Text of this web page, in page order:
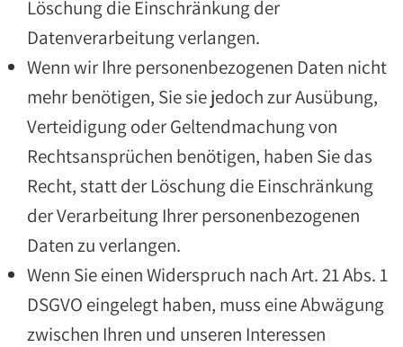
Löschung die Einschränkung der
Datenverarbeitung verlangen.
Wenn wir Ihre personenbezogenen Daten nicht
mehr benötigen, Sie sie jedoch zur Ausübung,
Verteidigung oder Geltendmachung von
Rechtsansprüchen benötigen, haben Sie das
Recht, statt der Löschung die Einschränkung
der Verarbeitung Ihrer personenbezogenen
Daten zu verlangen.
Wenn Sie einen Widerspruch nach Art. 21 Abs. 1
DSGVO eingelegt haben, muss eine Abwägung
zwischen Ihren und unseren Interessen